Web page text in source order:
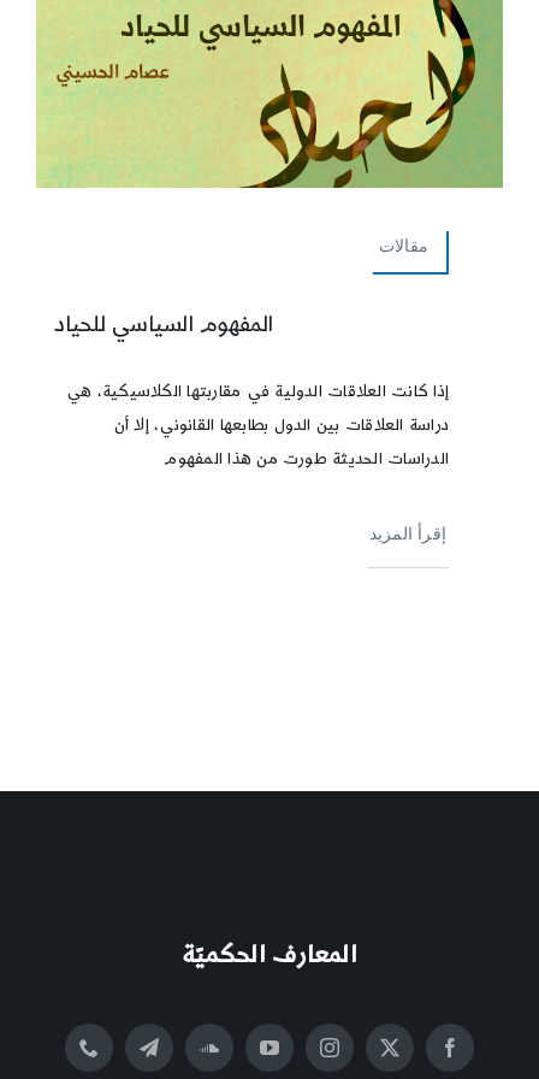
مقالات
المفهوم السياسي للحياد
إذا كانت العلاقات الدولية في مقاربتها الكلاسيكية، هي
دراسة العلاقات بين الدول بطابعها القانوني، إلا أن
الدراسات الحديثة طورت من هذا المفهوم
إقرأ المزيد
المعارف الحكميّة